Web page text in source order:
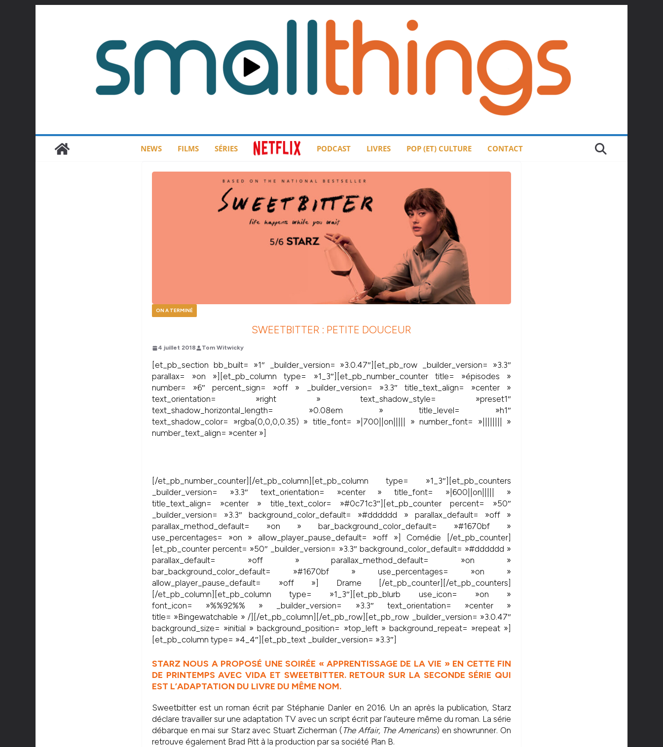
NEWS FILMS SÉRIES PODCAST LIVRES POP (ET) CULTURE CONTACT
ON A TERMINÉ
SWEETBITTER : PETITE DOUCEUR
4 juillet 2018 Tom Witwicky
[et_pb_section bb_built= »1″ _builder_version= »3.0.47″][et_pb_row _builder_version= »3.3″
parallax= »on »][et_pb_column type= »1_3″][et_pb_number_counter title= »épisodes »
number= »6″ percent_sign= »off » _builder_version= »3.3″ title_text_align= »center »
text_orientation= »right » text_shadow_style= »preset1″
text_shadow_horizontal_length= »0.08em » title_level= »h1″
text_shadow_color= »rgba(0,0,0,0.35) » title_font= »|700||on||||| » number_font= »|||||||| »
number_text_align= »center »]
[/et_pb_number_counter][/et_pb_column][et_pb_column type= »1_3″][et_pb_counters
_builder_version= »3.3″ text_orientation= »center » title_font= »|600||on||||| »
title_text_align= »center » title_text_color= »#0c71c3″][et_pb_counter percent= »50″
_builder_version= »3.3″ background_color_default= »#dddddd » parallax_default= »off »
parallax_method_default= »on » bar_background_color_default= »#1670bf »
use_percentages= »on » allow_player_pause_default= »off »] Comédie [/et_pb_counter]
[et_pb_counter percent= »50″ _builder_version= »3.3″ background_color_default= »#dddddd »
parallax_default= »off » parallax_method_default= »on »
bar_background_color_default= »#1670bf » use_percentages= »on »
allow_player_pause_default= »off »] Drame [/et_pb_counter][/et_pb_counters]
[/et_pb_column][et_pb_column type= »1_3″][et_pb_blurb use_icon= »on »
font_icon= »%%92%% » _builder_version= »3.3″ text_orientation= »center »
title= »Bingewatchable » /][/et_pb_column][/et_pb_row][et_pb_row _builder_version= »3.0.47″
background_size= »initial » background_position= »top_left » background_repeat= »repeat »]
[et_pb_column type= »4_4″][et_pb_text _builder_version= »3.3″]
STARZ NOUS A PROPOSÉ UNE SOIRÉE « APPRENTISSAGE DE LA VIE » EN CETTE FIN
DE PRINTEMPS AVEC VIDA ET SWEETBITTER. RETOUR SUR LA SECONDE SÉRIE QUI
EST L’ADAPTATION DU LIVRE DU MÊME NOM.
Sweetbitter est un roman écrit par Stéphanie Danler en 2016. Un an après la publication, Starz
déclare travailler sur une adaptation TV avec un script écrit par l’auteure même du roman. La série
débarque en mai sur Starz avec Stuart Zicherman ( The Affair, The Americans) en showrunner. On
retrouve également Brad Pitt à la production par sa société Plan B.